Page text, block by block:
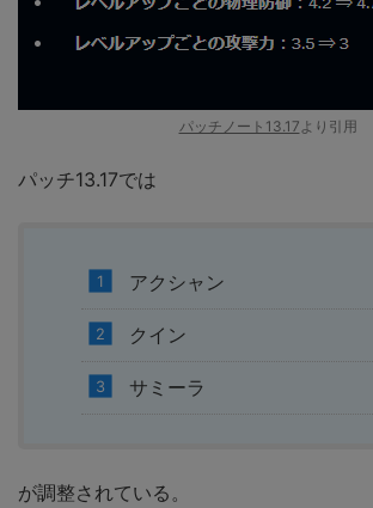
パッチノート13.17より引用
パッチ13.17では
アクシャン
クイン
サミーラ
が調整されている。